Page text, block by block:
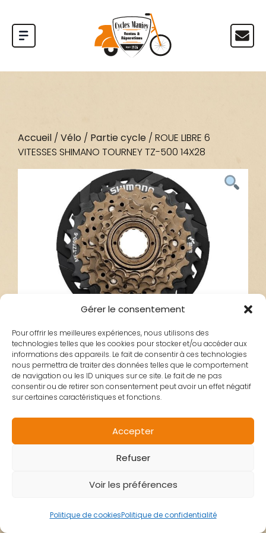
Gérer le consentement
Pour offrir les meilleures expériences, nous utilisons des
technologies telles que les cookies pour stocker et/ou accéder aux
informations des appareils. Le fait de consentir à ces technologies
nous permettra de traiter des données telles que le comportement
de navigation ou les ID uniques sur ce site. Le fait de ne pas
consentir ou de retirer son consentement peut avoir un effet négatif
sur certaines caractéristiques et fonctions.
Accepter
Refuser
Voir les préférences
Politique de cookiesPolitique de confidentialité
Accueil / Vélo / Partie cycle / ROUE LIBRE 6
VITESSES SHIMANO TOURNEY TZ-500 14X28
ROUE LIBRE 6
VITESSES SHIMANO
TOURNEY TZ-500